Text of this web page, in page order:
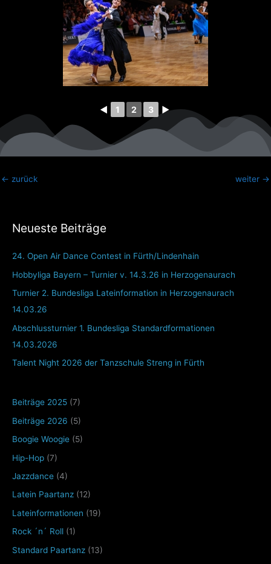
Neueste Beiträge
24. Open Air Dance Contest in Fürth/Lindenhain
Hobbyliga Bayern – Turnier v. 14.3.26 in Herzogenaurach
Turnier 2. Bundesliga Lateinformation in Herzogenaurach
14.03.26
Abschlussturnier 1. Bundesliga Standardformationen
14.03.2026
Talent Night 2026 der Tanzschule Streng in Fürth
Beiträge 2025 (7)
Beiträge 2026 (5)
Boogie Woogie (5)
Hip-Hop (7)
Jazzdance (4)
Latein Paartanz (12)
Lateinformationen (19)
Rock ´n´ Roll (1)
Standard Paartanz (13)
◄ 1 2 3 ►
← zurück weiter →